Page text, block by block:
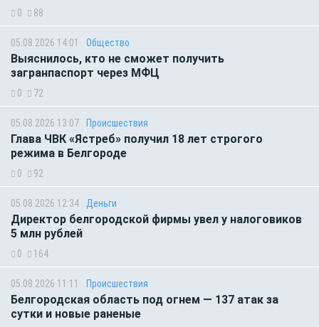
0 88
05.08.2026 14:01 Общество
Выяснилось, кто не сможет получить
загранпаспорт через МФЦ
0 72
05.08.2026 13:07 Происшествия
Глава ЧВК «Ястреб» получил 18 лет строгого
режима в Белгороде
0 92
05.08.2026 12:34 Деньги
Директор белгородской фирмы увел у налоговиков
5 млн рублей
0 164
05.08.2026 11:11 Происшествия
Белгородская область под огнем — 137 атак за
сутки и новые раненые